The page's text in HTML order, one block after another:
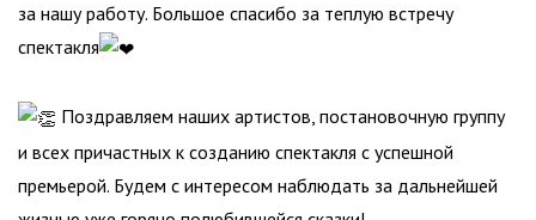
за нашу работу. Большое спасибо за теплую встречу
спектакля
Поздравляем наших артистов, постановочную группу
и всех причастных к созданию спектакля с успешной
премьерой. Будем с интересом наблюдать за дальнейшей